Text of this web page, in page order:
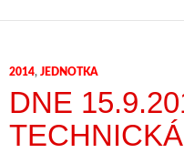
2014, JEDNOTKA
DNE